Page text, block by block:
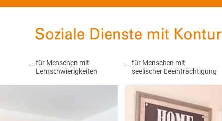
Soziale Dienste mit Kontur
für Menschen mit
Lernschwierigkeiten
für Menschen mit
seelischer Beeinträchtigung